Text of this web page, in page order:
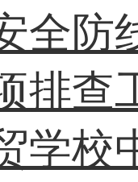
全
排查
学校